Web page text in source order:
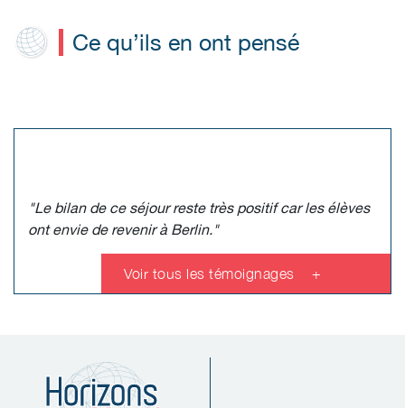
Ce qu’ils en ont pensé
"Le bilan de ce séjour reste très positif car les élèves
ont envie de revenir à Berlin."
Voir tous les témoignages +